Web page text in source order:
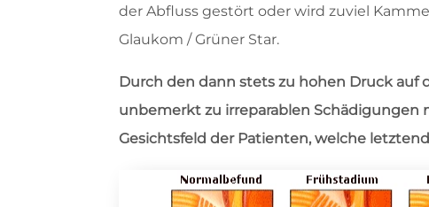
der Abfluss gestört oder wird zuviel
Glaukom / Grüner Star.
Durch den dann stets zu hohen Druck auf
unbemerkt zu irreparablen Schädigungen
Gesichtsfeld der Patienten, welche